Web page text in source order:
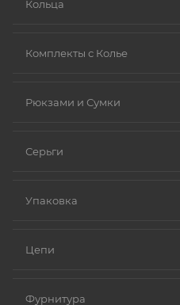
Кольца
Комплекты с Колье
Рюкзами и Сумки
Серьги
Упаковка
Цепи
Фурнитура